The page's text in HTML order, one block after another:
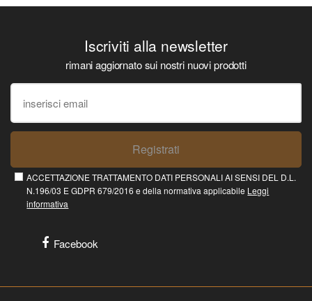
Iscriviti alla newsletter
rimani aggiornato sui nostri nuovi prodotti
Registrati
ACCETTAZIONE TRATTAMENTO DATI PERSONALI AI SENSI DEL D.L.
N.196/03 E GDPR 679/2016 e della normativa applicabile Leggi
informativa
Facebook